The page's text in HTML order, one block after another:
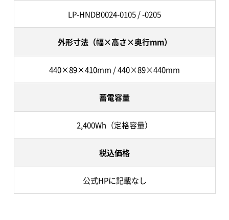
LP-HNDB0024-0105 / -0205
外形寸法（幅×高さ×奥行mm）
440×89×410mm / 440×89×440mm
蓄電容量
2,400Wh（定格容量）
税込価格
公式HPに記載なし